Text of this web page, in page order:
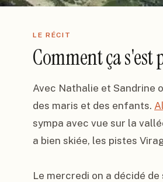
LE RÉCIT
Comment ça s'est
Avec Nathalie et Sandrine
des maris et des enfants.
sympa avec vue sur la
a bien skiée, les pistes
Le mercredi on a décidé